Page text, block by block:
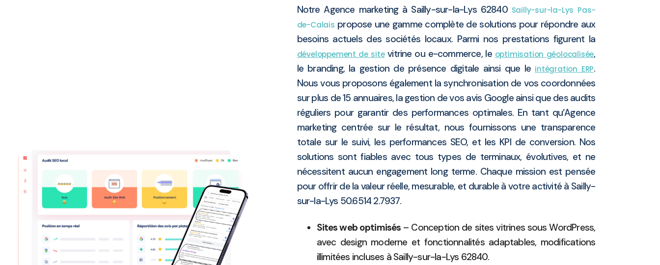
Notre Agence marketing à Sailly-sur-la-Lys 62840 Sailly-sur-la-Lys Pas-
de-Calais propose une gamme complète de solutions pour répondre aux
besoins actuels des sociétés locaux. Parmi nos prestations figurent la
développement de sitevitrine ou e-commerce, le optimisation géolocalisée,
le branding, la gestion de présence digitale ainsi que le intégration ERP.
Nous vous proposons également la synchronisation de vos coordonnées
sur plus de 15 annuaires, la gestion de vos avis Google ainsi que des audits
réguliers pour garantir des performances optimales. En tant qu’Agence
marketing centrée sur le résultat, nous fournissons une transparence
totale sur le suivi, les performances SEO, et les KPI de conversion. Nos
solutions sont fiables avec tous types de terminaux, évolutives, et ne
nécessitent aucun engagement long terme. Chaque mission est pensée
pour offrir de la valeur réelle, mesurable, et durable à votre activité à Sailly-
sur-la-Lys 50.6514 2.7937.
Sites web optimisés – Conception de sites vitrines sous WordPress,
avec design moderne et fonctionnalités adaptables, modifications
illimitées incluses à Sailly-sur-la-Lys 62840.